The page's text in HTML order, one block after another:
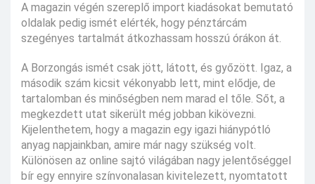
A magazin végén szereplő import kiadásokat bemutató
oldalak pedig ismét elérték, hogy pénztárcám
szegényes tartalmát átkozhassam hosszú órákon át.
A Borzongás ismét csak jött, látott, és győzött. Igaz, a
második szám kicsit vékonyabb lett, mint elődje, de
tartalomban és minőségben nem marad el tőle. Sőt, a
megkezdett utat sikerült még jobban kikövezni.
Kijelenthetem, hogy a magazin egy igazi hiánypótló
anyag napjainkban, amire már nagy szükség volt.
Különösen az online sajtó világában nagy jelentőséggel
bír egy ennyire színvonalasan kivitelezett, nyomtatott